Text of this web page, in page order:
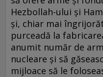
Hezbollah-ului şi
şi, chiar mai
purceadă la
anumit număr de
nucleare şi să
mijloace să le